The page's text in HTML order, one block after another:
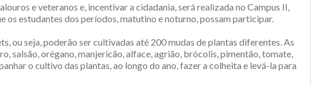
e veteranos e, incentivar a cidadania, será realizada no Campus II,
os estudantes dos períodos, matutino e noturno, possam participar.
ou seja, poderão ser cultivadas até 200 mudas de plantas diferentes. As
salsão, orégano, manjericão, alface, agrião, brócolis, pimentão, tomate,
o cultivo das plantas, ao longo do ano, fazer a colheita e levá-la para